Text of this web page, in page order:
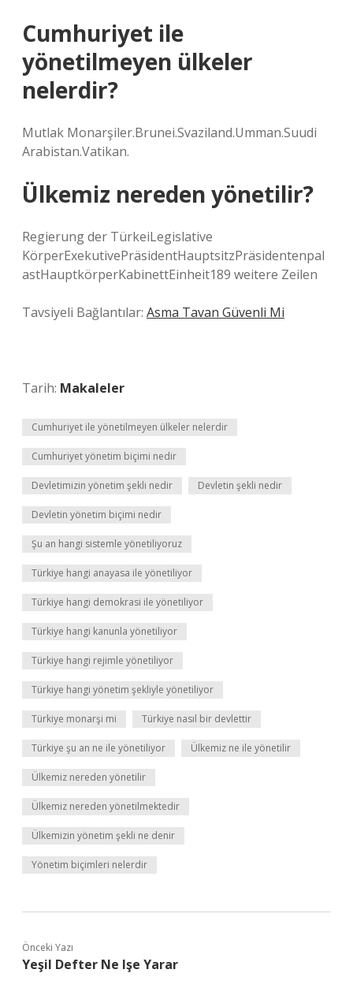
Cumhuriyet ile
yönetilmeyen ülkeler
nelerdir?
Mutlak Monarşiler.Brunei.Svaziland.Umman.Suudi
Arabistan.Vatikan.
Ülkemiz nereden yönetilir?
Regierung der TürkeiLegislative
KörperExekutivePräsidentHauptsitzPräsidentenpal
astHauptkörperKabinettEinheit189 weitere Zeilen
Tavsiyeli Bağlantılar: Asma Tavan Güvenli Mi
Tarih: Makaleler
Cumhuriyet ile yönetilmeyen ülkeler nelerdir
Cumhuriyet yönetim biçimi nedir
Devletimizin yönetim şekli nedir Devletin şekli nedir
Devletin yönetim biçimi nedir
Şu an hangi sistemle yönetiliyoruz
Türkiye hangi anayasa ile yönetiliyor
Türkiye hangi demokrasi ile yönetiliyor
Türkiye hangi kanunla yönetiliyor
Türkiye hangi rejimle yönetiliyor
Türkiye hangi yönetim şekliyle yönetiliyor
Türkiye monarşi mi Türkiye nasıl bir devlettir
Türkiye şu an ne ile yönetiliyor Ülkemiz ne ile yönetilir
Ülkemiz nereden yönetilir
Ülkemiz nereden yönetilmektedir
Ülkemizin yönetim şekli ne denir
Yönetim biçimleri nelerdir
Önceki Yazı
Yeşil Defter Ne Işe Yarar